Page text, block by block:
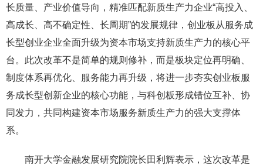
长质量、产业价值导向，精准匹配新质生产力企业“高投入、
高成长、高不确定性、长周期”的发展规律，创业板从服务成
长型创业企业全面升级为资本市场支持新质生产力的核心平
台。此次改革不是简单的规则修补，而是板块定位再明确、
制度体系再优化、服务能力再升级，将进一步夯实创业板服
务成长型创新企业的核心功能，与科创板形成错位互补、协
同发力，共同构建资本市场服务新质生产力的强大支撑体
系。
南开大学金融发展研究院院长田利辉表示，这次改革是